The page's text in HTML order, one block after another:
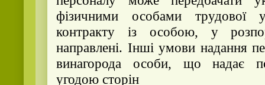
фізичними особами трудової
контракту із особою, у
направлені. Інші умови надання
винагорода особи, що надає
угодою сторін